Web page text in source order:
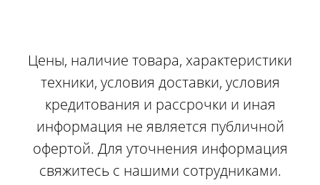
Цены, наличие товара, характеристики
техники, условия доставки, условия
кредитования и рассрочки и иная
информация не является публичной
офертой. Для уточнения информация
свяжитесь с нашими сотрудниками.